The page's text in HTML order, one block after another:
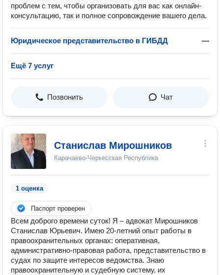
проблем с тем, чтобы организовать для вас как онлайн-
консультацию, так и полное сопровождение вашего дела.
Юридическое представительство в ГИБДД —
Ещё 7 услуг
Позвонить Чат
Станислав Мирошников
Карачаево-Черкесская Республика
1 оценка
Паспорт проверен
Всем доброго времени суток! Я – адвокат Мирошников
Станислав Юрьевич. Имею 20-летний опыт работы в
правоохранительных органах: оперативная,
административно-правовая работа, представительство в
судах по защите интересов ведомства. Знаю
правоохранительную и судебную систему, их